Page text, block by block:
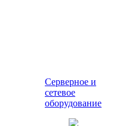
Серверное и
сетевое
оборудование